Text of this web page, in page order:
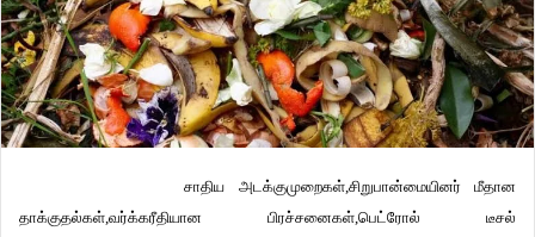
சாதிய அடக்குமுறைகள்,சிறுபான்மையினர் மீதான
தாக்குதல்கள்,வர்க்கரீதியான பிரச்சனைகள்,பெட்ரோல் டீசல்